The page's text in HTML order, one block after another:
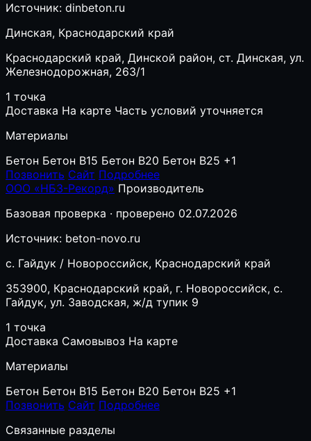
Источник: dinbeton.ru
Динская, Краснодарский край
Краснодарский край, Динской район, ст. Динская, ул.
Железнодорожная, 263/1
1 точка
Доставка На карте Часть условий уточняется
Материалы
Бетон Бетон B15 Бетон B20 Бетон B25 +1
Позвонить Сайт Подробнее
ООО «НБЗ-Рекорд» Производитель
Базовая проверка · проверено 02.07.2026
Источник: beton-novo.ru
с. Гайдук / Новороссийск, Краснодарский край
353900, Краснодарский край, г. Новороссийск, с.
Гайдук, ул. Заводская, ж/д тупик 9
1 точка
Доставка Самовывоз На карте
Материалы
Бетон Бетон B15 Бетон B20 Бетон B25 +1
Позвонить Сайт Подробнее
Связанные разделы